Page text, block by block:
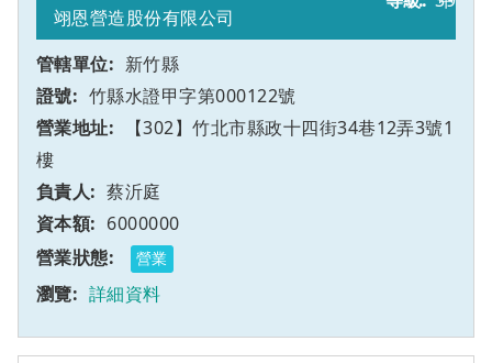
翊恩營造股份有限公司
新竹縣
竹縣水證甲字第000122號
【302】竹北市縣政十四街34巷12弄3號1
樓
蔡沂庭
6000000
營業
詳細資料